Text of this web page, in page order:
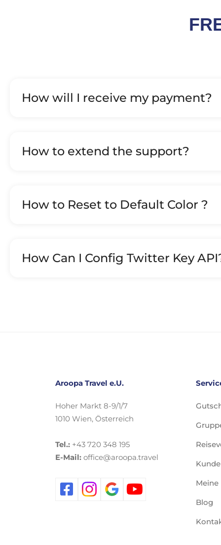
How will I receive my payment?
How to extend the support?
How to Reset to Default Color ?
How Can I Config Twitter Key
Aroopa Travel e.U.
Hoher Markt 8-9/1/7
1010 Wien, Österreich
Tel.: +43 720 348 195
E-Mail: office@aroopa.travel
Blog